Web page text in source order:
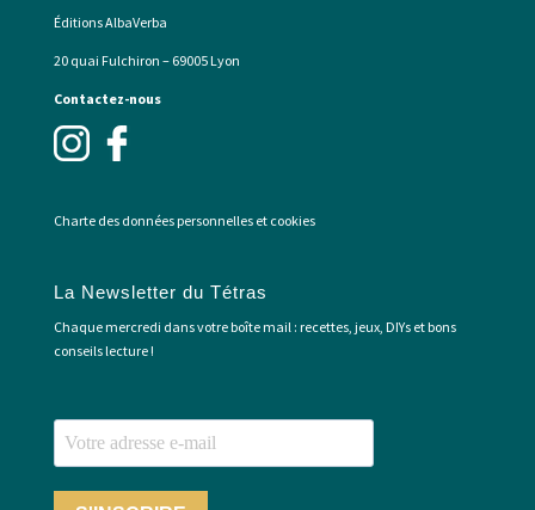
Éditions AlbaVerba
20 quai Fulchiron – 69005 Lyon
Contactez-nous
Charte des données personnelles et cookies
La Newsletter du Tétras
Chaque mercredi dans votre boîte mail : recettes, jeux, DIYs et bons
conseils lecture !